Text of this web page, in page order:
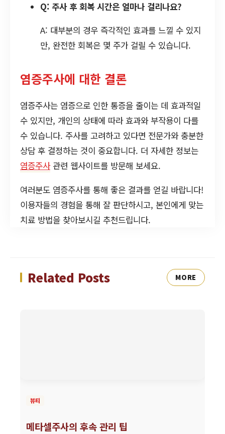
Q: 주사 후 회복 시간은 얼마나 걸리나요?
A: 대부분의 경우 즉각적인 효과를 느낄 수 있지
만, 완전한 회복은 몇 주가 걸릴 수 있습니다.
염증주사에 대한 결론
염증주사는 염증으로 인한 통증을 줄이는 데 효과적일
수 있지만, 개인의 상태에 따라 효과와 부작용이 다를
수 있습니다. 주사를 고려하고 있다면 전문가와 충분한
상담 후 결정하는 것이 중요합니다. 더 자세한 정보는
염증주사관련 웹사이트를 방문해 보세요.
여러분도 염증주사를 통해 좋은 결과를 얻길 바랍니다!
이용자들의 경험을 통해 잘 판단하시고, 본인에게 맞는
치료 방법을 찾아보시길 추천드립니다.
Related Posts MORE
뷰티
메타셀주사의 후속 관리 팁